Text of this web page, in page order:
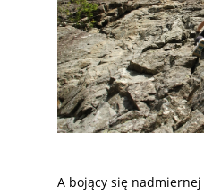
A bojący się nadmiernej